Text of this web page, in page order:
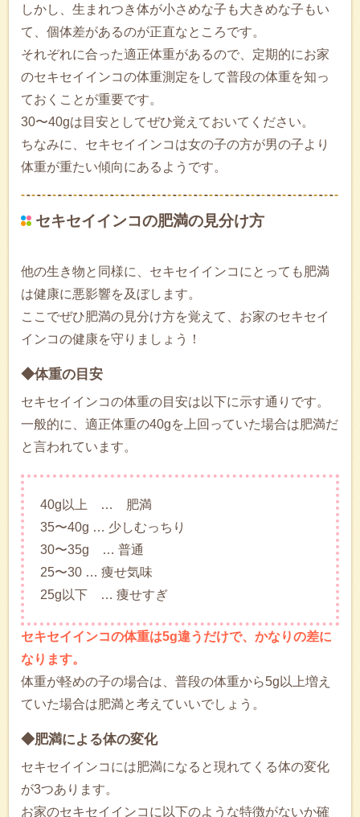
しかし、生まれつき体が小さめな子も大きめな子もい
て、個体差があるのが正直なところです。
それぞれに合った適正体重があるので、定期的にお家
のセキセイインコの体重測定をして普段の体重を知っ
ておくことが重要です。
30〜40gは目安としてぜひ覚えておいてください。
ちなみに、セキセイインコは女の子の方が男の子より
体重が重たい傾向にあるようです。
セキセイインコの肥満の見分け方
他の生き物と同様に、セキセイインコにとっても肥満
は健康に悪影響を及ぼします。
ここでぜひ肥満の見分け方を覚えて、お家のセキセイ
インコの健康を守りましょう！
◆体重の目安
セキセイインコの体重の目安は以下に示す通りです。
一般的に、適正体重の40gを上回っていた場合は肥満だ
と言われています。
40g以上 … 肥満
35〜40g … 少しむっちり
30〜35g … 普通
25〜30 … 痩せ気味
25g以下 … 痩せすぎ
セキセイインコの体重は5g違うだけで、かなりの差に
なります。
体重が軽めの子の場合は、普段の体重から5g以上増え
ていた場合は肥満と考えていいでしょう。
◆肥満による体の変化
セキセイインコには肥満になると現れてくる体の変化
が3つあります。
お家のセキセイインコに以下のような特徴がないか確